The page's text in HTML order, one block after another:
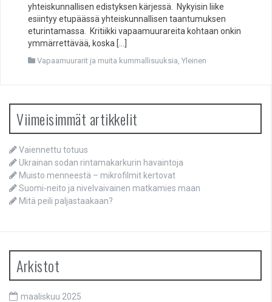
yhteiskunnallisen edistyksen kärjessä. Nykyisin liike
esiintyy etupäässä yhteiskunnallisen taantumuksen
eturintamassa. Kritiikki vapaamuurareita kohtaan onkin
ymmärrettävää, koska […]
Vapaamuurarit ja muita kummallisuuksia Yleinen
Viimeisimmät artikkelit
Vaiennettu totuus
Ukrainan sodan rintamakarkurin havaintoja
Muisto menneestä – mikrofilmit kertovat
Suomi-neito ja nivelvaivainen matkamies maan
Mitä peili paljastaakaan?
Arkistot
maaliskuu 2025